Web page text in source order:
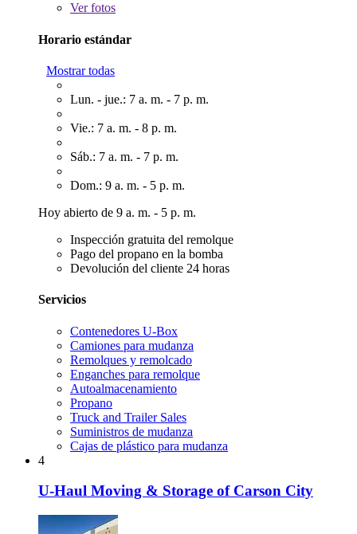
Verfotos
Horario estándar
Mostrar todas
Lun. - jue.: 7 a. m. - 7 p. m.
Vie.: 7 a. m. - 8 p. m.
Sáb.: 7 a. m. - 7 p. m.
Dom.: 9 a. m. - 5 p. m.
Hoy abierto de 9 a. m. - 5 p. m.
Inspección gratuita del remolque
Pago del propano en la bomba
Devolución del cliente 24 horas
Servicios
Contenedores U-Box
Camiones para mudanza
Remolques y remolcado
Enganches para remolque
Autoalmacenamiento
Propano
Truck and Trailer Sales
Suministros de mudanza
Cajas de plástico para mudanza
4
U-Haul Moving & Storage of Carson City